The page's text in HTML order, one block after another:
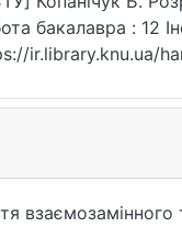
бакалавра : 12
ir.library.knu.ua/